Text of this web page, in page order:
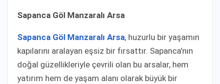
Sapanca Göl Manzaralı Arsa
Sapanca Göl Manzaralı Arsa, huzurlu bir yaşamın
kapılarını aralayan eşsiz bir fırsattır. Sapanca’nın
doğal güzellikleriyle çevrili olan bu arsalar, hem
yatırım hem de yaşam alanı olarak büyük bir